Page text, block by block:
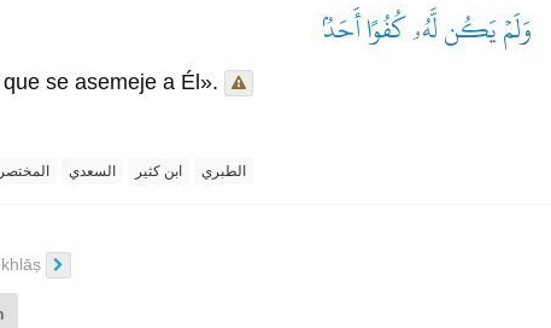
وَلَمۡ يَكُن لَّهُۥ كُفُوًا أَحَدُۢ
se asemeje a Él».
المختصر السعدي ابن كثير الطبري